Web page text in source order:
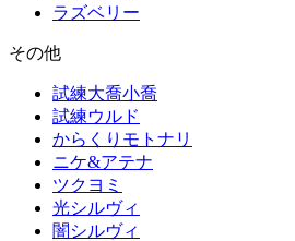
ラズベリー
その他
試練大喬小喬
試練ウルド
からくりモトナリ
ニケ&アテナ
ツクヨミ
光シルヴィ
闇シルヴィ